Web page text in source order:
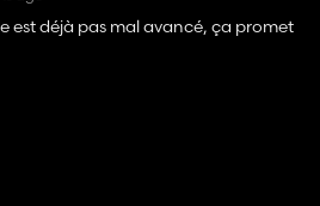
est déjà pas mal avancé, ça promet